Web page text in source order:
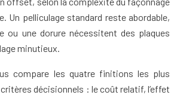
Un pelliculage standard reste abordable,
ou une dorure nécessitent des plaques
minutieux.
compare les quatre finitions les plus
décisionnels : le coût relatif, l’effet